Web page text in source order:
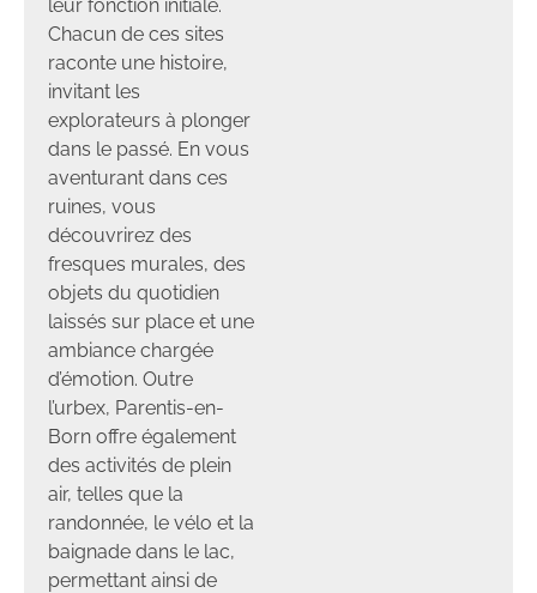
leur fonction initiale.
Chacun de ces sites
raconte une histoire,
invitant les
explorateurs à plonger
dans le passé. En vous
aventurant dans ces
ruines, vous
découvrirez des
fresques murales, des
objets du quotidien
laissés sur place et une
ambiance chargée
d’émotion. Outre
l’urbex, Parentis-en-
Born offre également
des activités de plein
air, telles que la
randonnée, le vélo et la
baignade dans le lac,
permettant ainsi de